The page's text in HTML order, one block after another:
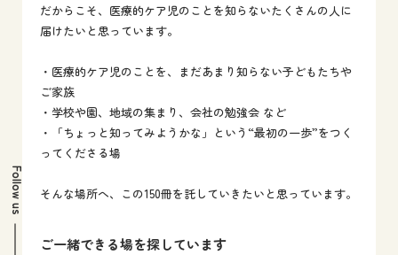
Follow us
だからこそ、医療的ケア児のことを知らないたくさんの人に
届けたいと思っています。
・医療的ケア児のことを、まだあまり知らない子どもたちや
ご家族
・学校や園、地域の集まり、会社の勉強会 など
・「ちょっと知ってみようかな」という“最初の一歩”をつく
ってくださる場
そんな場所へ、この150冊を託していきたいと思っています。
ご一緒できる場を探しています